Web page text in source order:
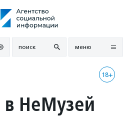
поиск меню
18+
в НеМузей